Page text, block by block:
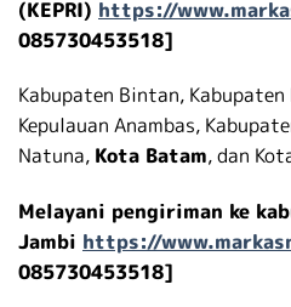
(KEPRI) https://
085730453518]
Kabupaten Bintan,
Kepulauan Anambas,
Natuna, Kota Batam, dan
Melayani pengiriman ke
Jambi https://
085730453518]